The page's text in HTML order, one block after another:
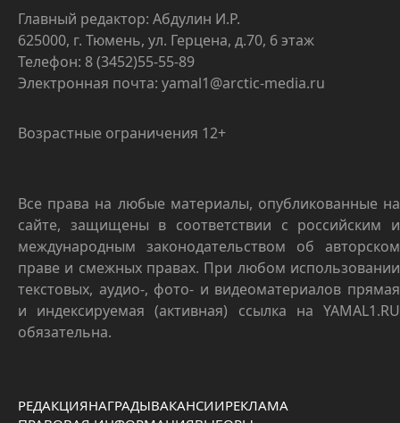
Главный редактор: Абдулин И.Р.
625000, г. Тюмень, ул. Герцена, д.70, 6 этаж
Телефон: 8 (3452)55-55-89
Электронная почта: yamal1@arctic-media.ru
Возрастные ограничения 12+
Все права на любые материалы, опубликованные на
сайте, защищены в соответствии с российским и
международным законодательством об авторском
праве и смежных правах. При любом использовании
текстовых, аудио-, фото- и видеоматериалов прямая
и индексируемая (активная) ссылка на YAMAL1.RU
обязательна.
РЕДАКЦИЯНАГРАДЫВАКАНСИИРЕКЛАМА